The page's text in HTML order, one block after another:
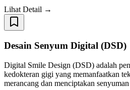
Lihat Detail →
Desain Senyum Digital (DSD)
Digital Smile Design (DSD) adalah
kedokteran gigi yang memanfaatkan
merancang dan menciptakan senyuman